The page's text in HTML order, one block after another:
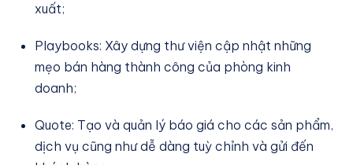
xuất;
Playbooks: Xây dựng thư viện cập nhật những
mẹo bán hàng thành công của phòng kinh
doanh;
Quote: Tạo và quản lý báo giá cho các sản phẩm,
dịch vụ cũng như dễ dàng tuỳ chỉnh và gửi đến